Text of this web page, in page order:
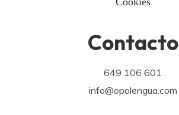
Contacto
649 106 601
info@opolengua.com